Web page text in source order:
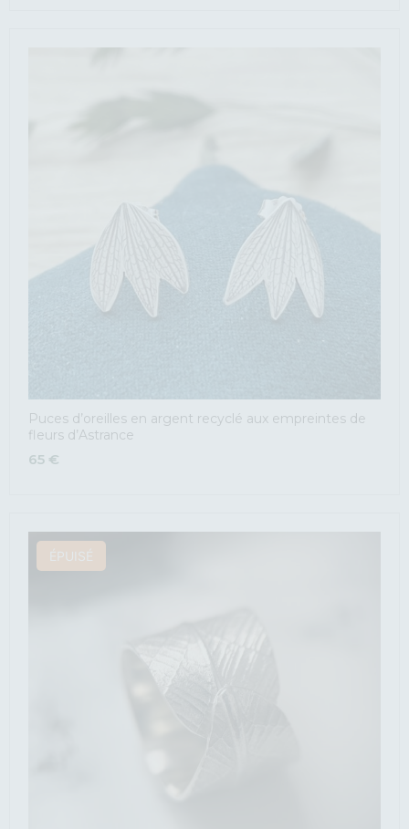
Puces d’oreilles en argent recyclé aux empreintes de
fleurs d’Astrance
65 €
ÉPUISÉ